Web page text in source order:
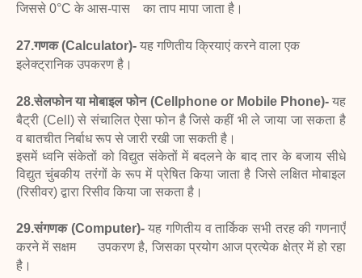
जिससे 0°C के आस-पास का ताप मापा जाता है।
27.गणक (Calculator)- यह गणितीय क्रियाएं करने वाला एक
इलेक्ट्रानिक उपकरण है।
28.सेलफोन या मोबाइल फोन (Cellphone or Mobile Phone)-यह
बैट्री (Cell) से संचालित ऐसा फोन है जिसे कहीं भी लेजाया जा सकता है
व बातचीत निर्बाध रूप से जारी रखी जा सकती है।
इसमें ध्वनि संकेतों को विद्युत संकेतों में बदलने के बाद तार केबजाय सीधे
विद्युत चुंबकीय तरंगों के रूप में प्रेषित किया जाता है जिसे लक्षित मोबाइल
(रिसीवर) द्वारा रिसीव किया जा सकता है।
29.संगणक (Computer)-यह गणितीय व तार्किक सभी तरह की गणनाएँ
करने में सक्षम उपकरण है, जिसका प्रयोग आजप्रत्येक क्षेत्र में हो रहा
है।